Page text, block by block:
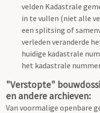
velden Kadastrale
in te vullen (niet alle
een splitsing of
verleden veranderde
huidige kadastrale
het kadastrale
"Verstopte"
en andere archieven:
Van voormalige openbare